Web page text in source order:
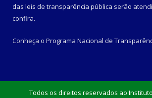
das leis de transparência pública serão
confira.
Conheça o Programa Nacional de
Todos os direitos reservados ao